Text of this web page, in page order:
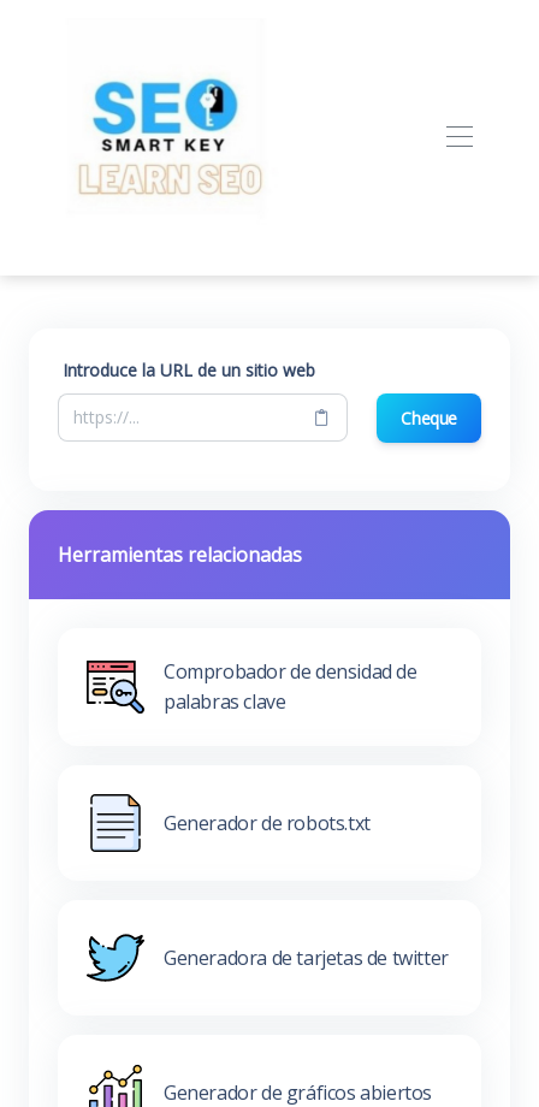
Introduce la URL de un sitio web
Cheque
Herramientas relacionadas
Comprobador de densidad de
palabras clave
Generador de robots.txt
Generadora de tarjetas de twitter
Generador de gráficos abiertos